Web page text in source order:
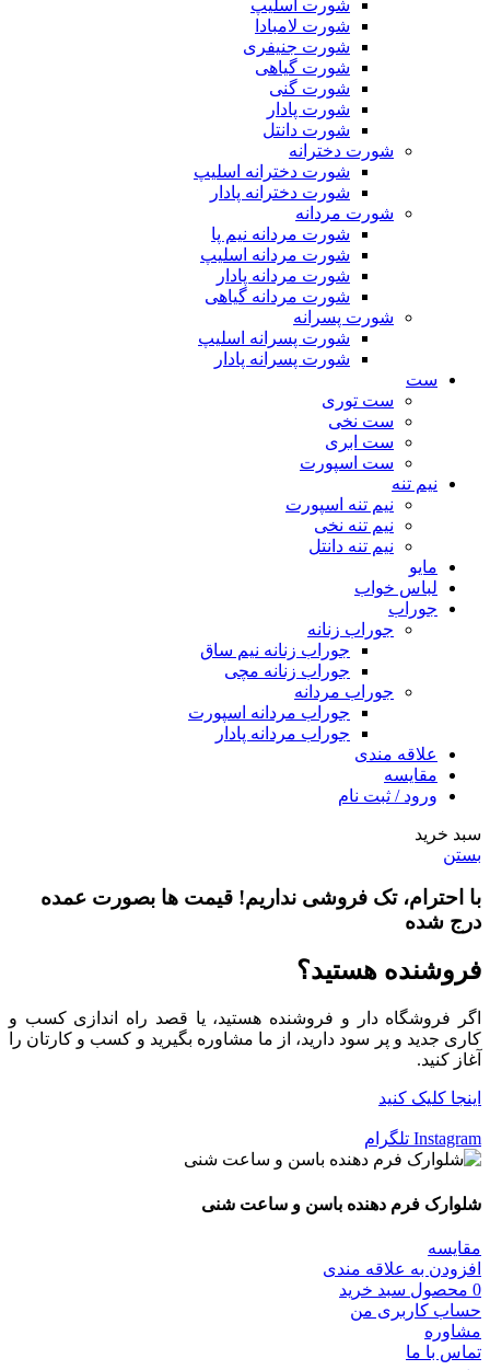
شورت اسلیپ
شورت لامبادا
شورت جنیفری
شورت گیاهی
شورت گنی
شورت پادار
شورت دانتل
شورت دخترانه
شورت دخترانه اسلیپ
شورت دخترانه پادار
شورت مردانه
شورت مردانه نیم پا
شورت مردانه اسلیپ
شورت مردانه پادار
شورت مردانه گیاهی
شورت پسرانه
شورت پسرانه اسلیپ
شورت پسرانه پادار
ست
ست توری
ست نخی
ست ابری
ست اسپورت
نیم تنه
نیم تنه اسپورت
نیم تنه نخی
نیم تنه دانتل
مایو
لباس خواب
جوراب
جوراب زنانه
جوراب زنانه نیم ساق
جوراب زنانه مچی
جوراب مردانه
جوراب مردانه اسپورت
جوراب مردانه پادار
علاقه مندی
مقایسه
ورود / ثبت نام
سبد خرید
بستن
با احترام، تک فروشی نداریم! قیمت ها بصورت عمده
درج شده
فروشنده هستید؟
اگر فروشگاه دار و فروشنده هستید، یا قصد راه اندازی کسب و
کاری جدید و پر سود دارید، از ما مشاوره بگیرید و کسب و کارتان را
آغاز کنید.
اینجا کلیک کنید
Instagram تلگرام
شلوارک فرم دهنده باسن و ساعت شنی
مقایسه
افزودن به علاقه مندی
0 محصول سبد خرید
حساب کاربری من
مشاوره
تماس با ما